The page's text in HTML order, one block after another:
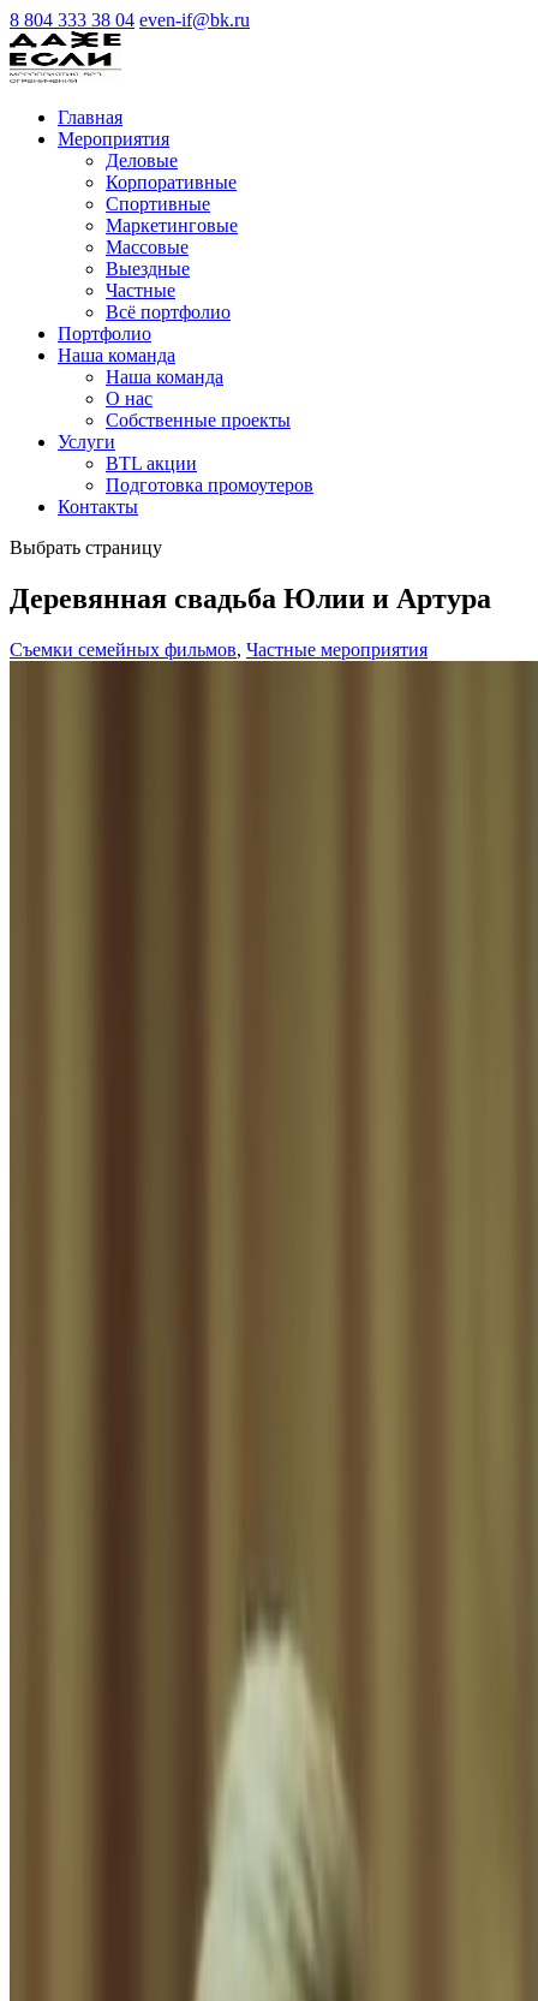
8 804 333 38 04 even-if@bk.ru
Главная
Мероприятия
Деловые
Корпоративные
Спортивные
Маркетинговые
Массовые
Выездные
Частные
Всё портфолио
Портфолио
Наша команда
Наша команда
О нас
Cобственные проекты
Услуги
BTL акции
Подготовка промоутеров
Контакты
Выбрать страницу
Деревянная свадьба Юлии и Артура
Съемки семейных фильмов, Частные мероприятия